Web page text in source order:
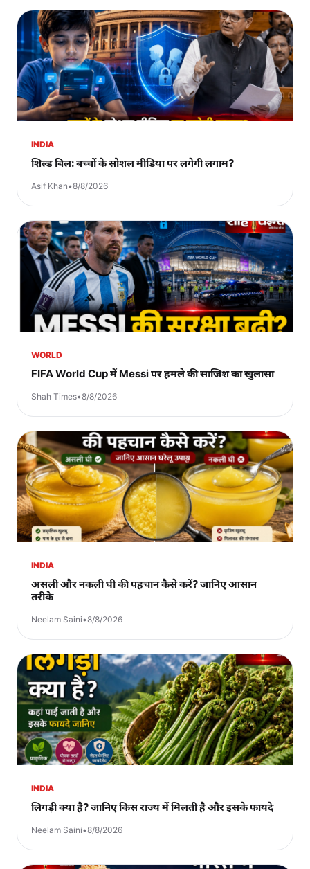
INDIA
शिल्ड बिल: बच्चों के सोशल मीडिया पर लगेगी लगाम?
Asif Khan•8/8/2026
WORLD
FIFA World Cup में Messi पर हमले की साजिश का खुलासा
Shah Times•8/8/2026
INDIA
असली और नकली घी की पहचान कैसे करें? जानिए आसान
तरीके
Neelam Saini•8/8/2026
INDIA
लिगड़ी क्या है? जानिए किस राज्य में मिलती है और इसके फायदे
Neelam Saini•8/8/2026